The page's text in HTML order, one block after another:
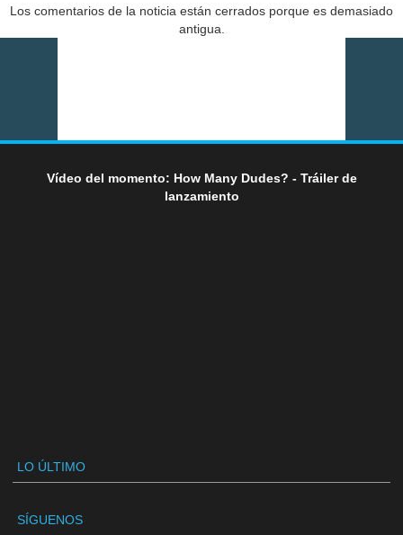
Los comentarios de la noticia están cerrados porque es demasiado
antigua.
Vídeo del momento: How Many Dudes? - Tráiler de
lanzamiento
LO ÚLTIMO
SÍGUENOS